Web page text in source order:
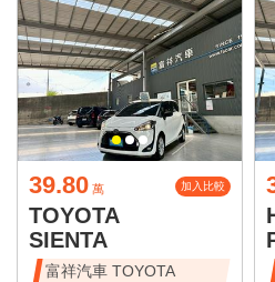
39.80 萬 加入比較
TOYOTA
SIENTA
富祥汽車 TOYOTA